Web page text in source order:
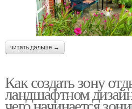
читать дальше →
Как создать зону
ландшафтном